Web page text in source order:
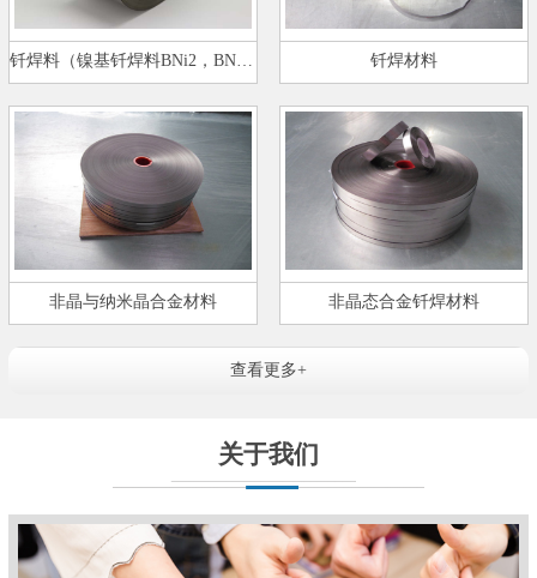
钎焊料（镍基钎焊料BNi2，BNi5）… 钎焊材料
非晶与纳米晶合金材料 非晶态合金钎焊材料
查看更多+
关于我们